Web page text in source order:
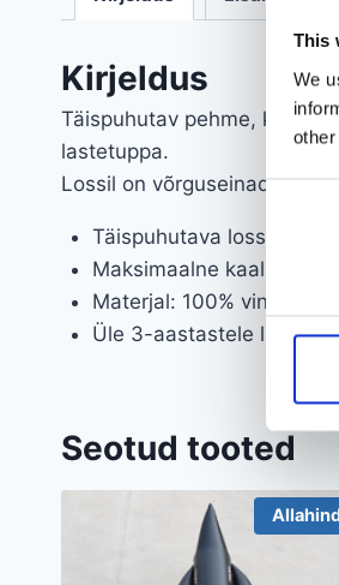
This
We
Consent
Kirjeldus
Täispuhutav pehme,
lastetuppa.
Lossil on võrguseinad ja
Täispuhutava lossi
Maksimaalne kaal 85 kg
Materjal: 100% vinüül
Üle 3-aastastele lastele
Seotud tooted